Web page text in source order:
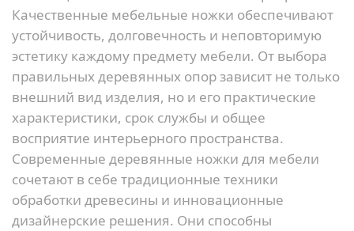
Качественные мебельные ножки обеспечивают
устойчивость, долговечность и неповторимую
эстетику каждому предмету мебели. От выбора
правильных деревянных опор зависит не только
внешний вид изделия, но и его практические
характеристики, срок службы и общее
восприятие интерьерного пространства.
Современные деревянные ножки для мебели
сочетают в себе традиционные техники
обработки древесины и инновационные
дизайнерские решения. Они способны